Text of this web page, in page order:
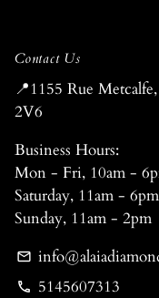
Contact Us
📍1155 Rue
2V6
Business Hours:
Mon - Fri, 10am -
Saturday, 11am - 6pm
Sunday, 11am - 2pm
email
phone 5145607313